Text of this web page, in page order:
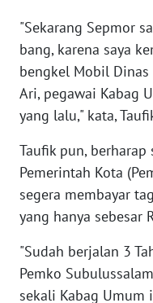
"Sekarang Sepmor
bang, karena saya
bengkel Mobil
Ari, pegawai Kabag
yang lalu," kata,
Taufik pun, berharap
Pemerintah Kota
segera membayar
yang hanya sebesar
"Sudah berjalan 3
Pemko
sekali Kabag Umum
RIAU
WN
SERAMBI
JAMBI
WN
SULTRA
WN
NTB